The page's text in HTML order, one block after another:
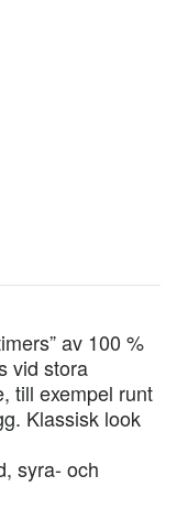
av 100 %
vid stora
till exempel runt
Klassisk look
syra- och